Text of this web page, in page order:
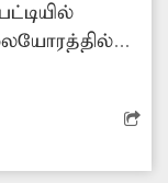
வீடு, வீடாக